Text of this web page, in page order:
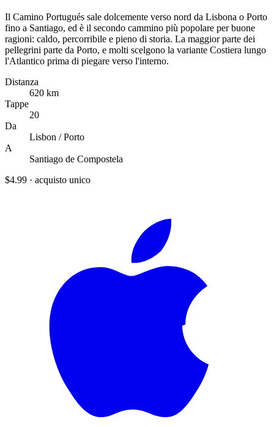
Il Camino Portugués sale dolcemente verso nord da Lisbona o Porto
fino a Santiago, ed è il secondo cammino più popolare per buone
ragioni: caldo, percorribile e pieno di storia. La maggior parte dei
pellegrini parte da Porto, e molti scelgono la variante Costiera lungo
l'Atlantico prima di piegare verso l'interno.
Distanza
620 km
Tappe
20
Da
Lisbon / Porto
A
Santiago de Compostela
$4.99 · acquisto unico